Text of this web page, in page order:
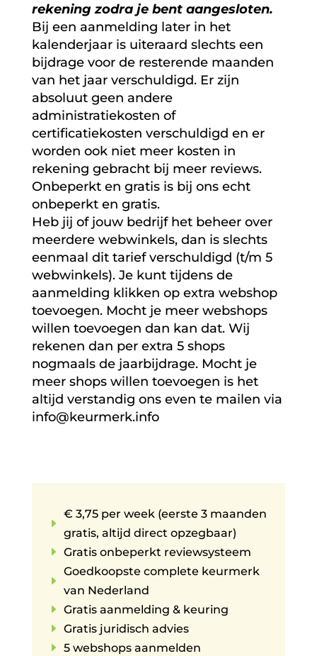
rekening zodra je bent aangesloten.
Bij een aanmelding later in het
kalenderjaar is uiteraard slechts een
bijdrage voor de resterende maanden
van het jaar verschuldigd. Er zijn
absoluut geen andere
administratiekosten of
certificatiekosten verschuldigd en er
worden ook niet meer kosten in
rekening gebracht bij meer reviews.
Onbeperkt en gratis is bij ons echt
onbeperkt en gratis.
Heb jij of jouw bedrijf het beheer over
meerdere webwinkels, dan is slechts
eenmaal dit tarief verschuldigd (t/m 5
webwinkels). Je kunt tijdens de
aanmelding klikken op extra webshop
toevoegen. Mocht je meer webshops
willen toevoegen dan kan dat. Wij
rekenen dan per extra 5 shops
nogmaals de jaarbijdrage. Mocht je
meer shops willen toevoegen is het
altijd verstandig ons even te mailen via
info@keurmerk.info
E
€ 3,75 per week (eerste 3 maanden
gratis, altijd direct opzegbaar)
E Gratis onbeperkt reviewsysteem
E
Goedkoopste complete keurmerk
van Nederland
E Gratis aanmelding & keuring
E Gratis juridisch advies
E 5 webshops aanmelden